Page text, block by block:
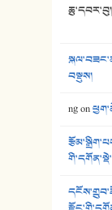
ཆུ་དབར་བུ།
ngon